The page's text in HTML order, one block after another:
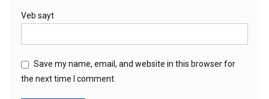
Veb sayt
Save my name, email, and website in this browser for
the next time I comment.